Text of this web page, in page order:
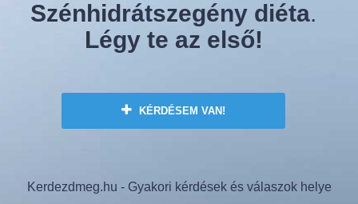
Szénhidrátszegény diéta.
Légy te az első!
KÉRDÉSEM VAN!
Kerdezdmeg.hu - Gyakori kérdések és válaszok helye